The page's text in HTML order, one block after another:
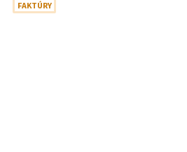
FAKTÚRY